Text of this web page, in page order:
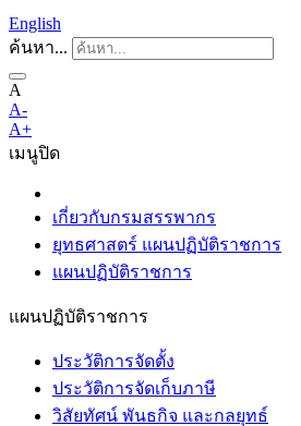
English
ค้นหา...
A
A-
A+
เมนูปิด
เกี่ยวกับกรมสรรพากร
ยุทธศาสตร์ แผนปฏิบัติราชการ
แผนปฏิบัติราชการ
แผนปฏิบัติราชการ
ประวัติการจัดตั้ง
ประวัติการจัดเก็บภาษี
วิสัยทัศน์ พันธกิจ และกลยุทธ์